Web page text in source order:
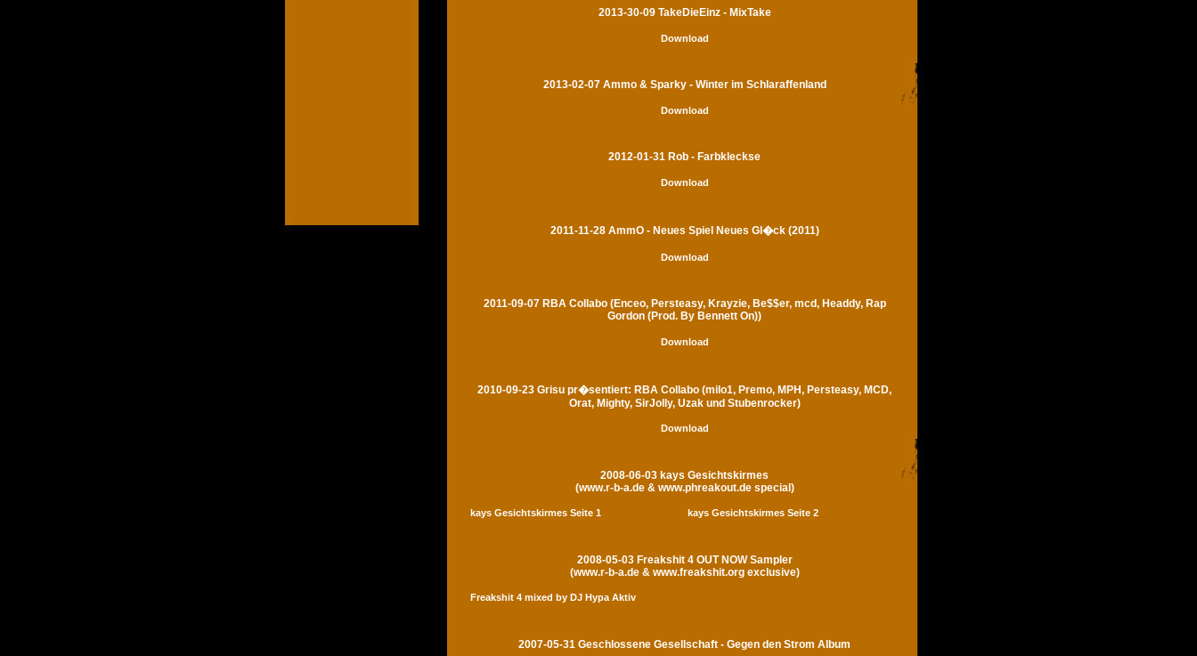
2013-30-09 TakeDieEinz - MixTake
Download
2013-02-07 Ammo & Sparky - Winter im Schlaraffenland
Download
2012-01-31 Rob - Farbkleckse
Download
2011-11-28 AmmO - Neues Spiel Neues Gl�ck (2011)
Download
2011-09-07 RBA Collabo (Enceo, Persteasy, Krayzie, Be$$er, mcd, Headdy, Rap
Gordon (Prod. By Bennett On))
Download
2010-09-23 Grisu pr�sentiert: RBA Collabo (milo1, Premo, MPH, Persteasy, MCD,
Orat, Mighty, SirJolly, Uzak und Stubenrocker)
Download
2008-06-03 kays Gesichtskirmes
(www.r-b-a.de & www.phreakout.de special)
kays Gesichtskirmes Seite 1 kays Gesichtskirmes Seite 2
2008-05-03 Freakshit 4 OUT NOW Sampler
(www.r-b-a.de & www.freakshit.org exclusive)
Freakshit 4 mixed by DJ Hypa Aktiv
2007-05-31 Geschlossene Gesellschaft - Gegen den Strom Album